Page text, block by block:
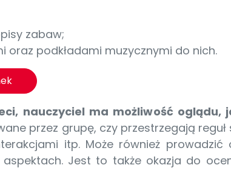
zabaw;
oraz podkładami muzycznymi do nich.
nauczyciel ma możliwość
przez grupę, czy przestrzegają
itp. Może również
Jest to także okazja do